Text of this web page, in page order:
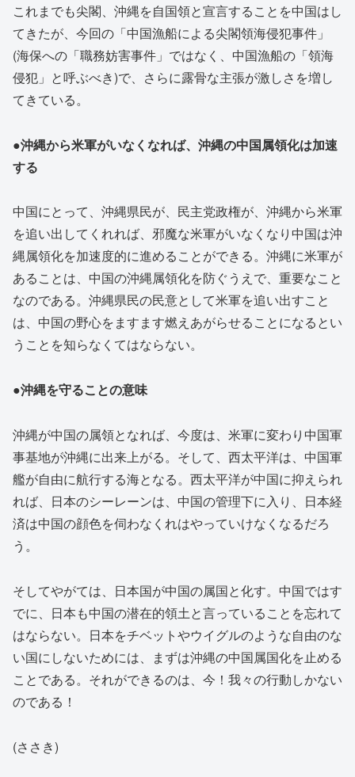
これまでも尖閣、沖縄を自国領と宣言することを中国はし
てきたが、今回の「中国漁船による尖閣領海侵犯事件」
(海保への「職務妨害事件」ではなく、中国漁船の「領海
侵犯」と呼ぶべき)で、さらに露骨な主張が激しさを増し
てきている。
●沖縄から米軍がいなくなれば、沖縄の中国属領化は加速
する
中国にとって、沖縄県民が、民主党政権が、沖縄から米軍
を追い出してくれれば、邪魔な米軍がいなくなり中国は沖
縄属領化を加速度的に進めることができる。沖縄に米軍が
あることは、中国の沖縄属領化を防ぐうえで、重要なこと
なのである。沖縄県民の民意として米軍を追い出すこと
は、中国の野心をますます燃えあがらせることになるとい
うことを知らなくてはならない。
●沖縄を守ることの意味
沖縄が中国の属領となれば、今度は、米軍に変わり中国軍
事基地が沖縄に出来上がる。そして、西太平洋は、中国軍
艦が自由に航行する海となる。西太平洋が中国に抑えられ
れば、日本のシーレーンは、中国の管理下に入り、日本経
済は中国の顔色を伺わなくれはやっていけなくなるだろ
う。
そしてやがては、日本国が中国の属国と化す。中国ではす
でに、日本も中国の潜在的領土と言っていることを忘れて
はならない。日本をチベットやウイグルのような自由のな
い国にしないためには、まずは沖縄の中国属国化を止める
ことである。それができるのは、今！我々の行動しかない
のである！
(ささき)